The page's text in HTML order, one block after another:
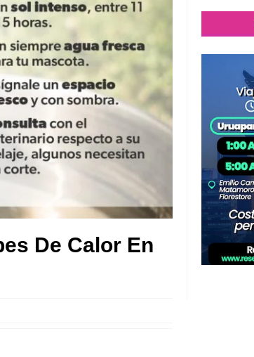
De Calor En